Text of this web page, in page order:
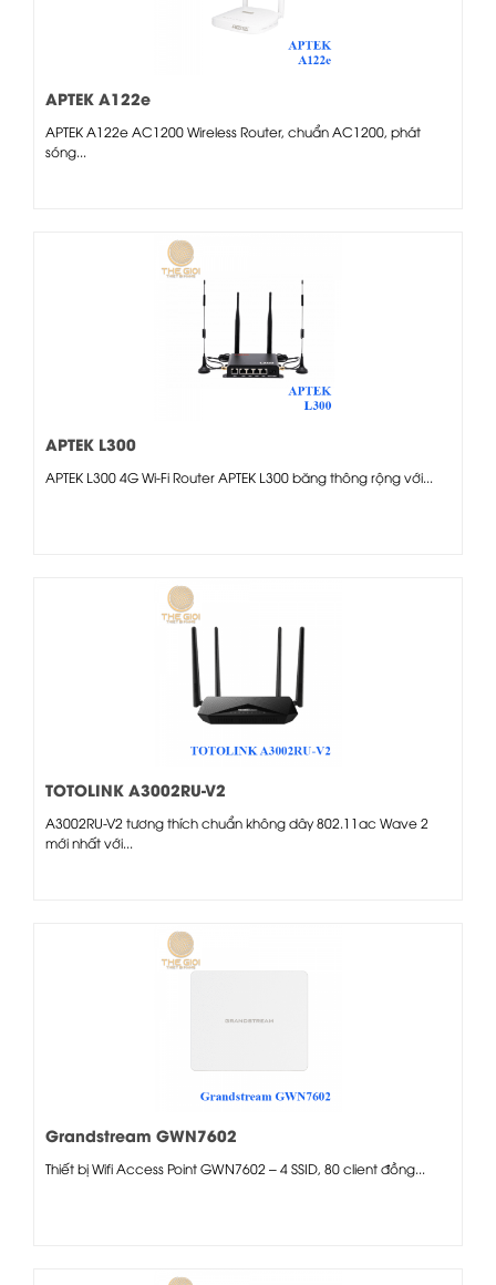
APTEK A122e
APTEK A122e AC1200 Wireless Router, chuẩn AC1200, phát
sóng...
APTEK L300
APTEK L300 4G Wi-Fi Router APTEK L300 băng thông rộng với...
TOTOLINK A3002RU-V2
A3002RU-V2 tương thích chuẩn không dây 802.11ac Wave 2
mới nhất với...
Grandstream GWN7602
Thiết bị Wifi Access Point GWN7602 – 4 SSID, 80 client đồng...